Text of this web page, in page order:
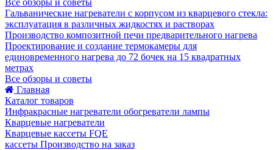
Все обзоры и советы
Гальванические нагреватели с корпусом из кварцевого стекла:
эксплуатация в различных жидкостях и растворах
Производство композитной печи предварительного нагрева
Проектирование и создание термокамеры для
единовременного нагрева до 72 бочек на 15 квадратных
метрах
Все обзоры и советы
Главная
Каталог товаров
Инфракрасные нагреватели обогреватели лампы
Кварцевые нагреватели
Кварцевые кассеты FQE
кассеты Производство на заказ